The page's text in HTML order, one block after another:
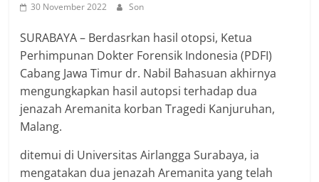
30 November 2022 Son
SURABAYA – Berdasrkan hasil otopsi, Ketua
Perhimpunan Dokter Forensik Indonesia (PDFI)
Cabang Jawa Timur dr. Nabil Bahasuan akhirnya
mengungkapkan hasil autopsi terhadap dua
jenazah Aremanita korban Tragedi Kanjuruhan,
Malang.
ditemui di Universitas Airlangga Surabaya, ia
mengatakan dua jenazah Aremanita yang telah